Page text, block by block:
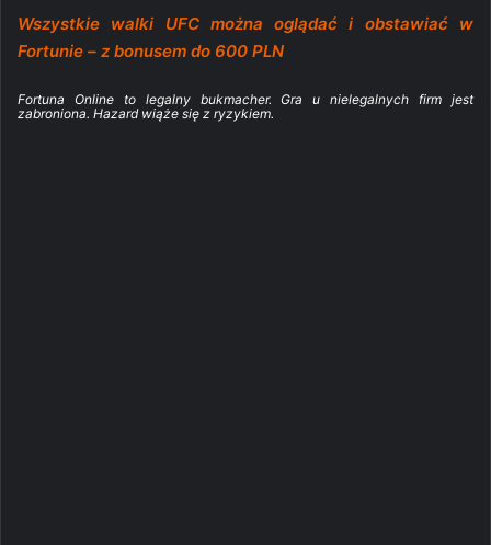
Wszystkie walki UFC można oglądać i obstawiać w
Fortunie – z bonusem do 600 PLN
Fortuna Online to legalny bukmacher. Gra u nielegalnych firm jest
zabroniona. Hazard wiąże się z ryzykiem.